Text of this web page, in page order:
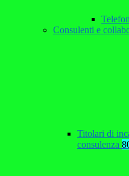
Consulenti e
Titolari di
consulenza